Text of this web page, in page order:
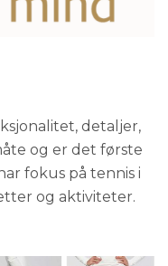
detaljer,
og er det første
fokus på tennis i
og aktiviteter.